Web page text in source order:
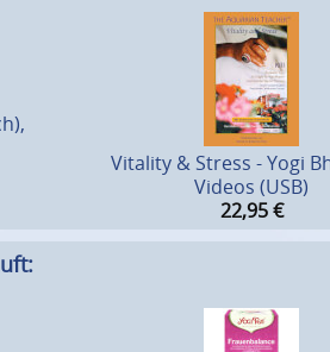
Vitality & Stress - Yogi
Videos (USB)
22,95 €